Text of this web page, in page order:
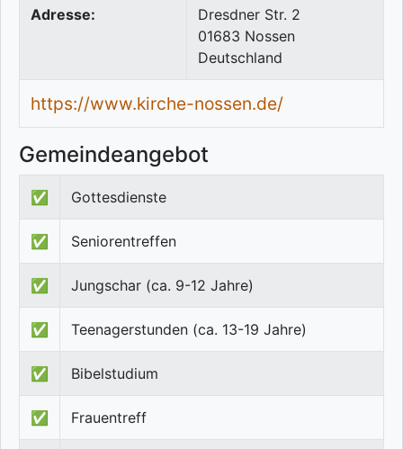
Adresse:
Dresdner Str. 2
01683 Nossen
Deutschland
https://www.kirche-nossen.de/
Gemeindeangebot
✅ Gottesdienste
✅ Seniorentreffen
✅ Jungschar (ca. 9-12 Jahre)
✅ Teenagerstunden (ca. 13-19 Jahre)
✅ Bibelstudium
✅ Frauentreff